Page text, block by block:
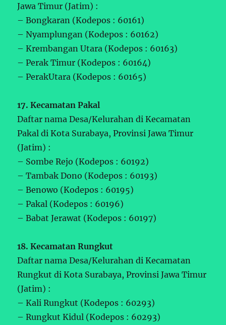
Jawa Timur (Jatim) :
– Bongkaran (Kodepos : 60161)
– Nyamplungan (Kodepos : 60162)
– Krembangan Utara (Kodepos : 60163)
– Perak Timur (Kodepos : 60164)
– PerakUtara (Kodepos : 60165)
17. Kecamatan Pakal
Daftar nama Desa/Kelurahan di Kecamatan
Pakal di Kota Surabaya, Provinsi Jawa Timur
(Jatim) :
– Sombe Rejo (Kodepos : 60192)
– Tambak Dono (Kodepos : 60193)
– Benowo (Kodepos : 60195)
– Pakal (Kodepos : 60196)
– Babat Jerawat (Kodepos : 60197)
18. Kecamatan Rungkut
Daftar nama Desa/Kelurahan di Kecamatan
Rungkut di Kota Surabaya, Provinsi Jawa Timur
(Jatim) :
– Kali Rungkut (Kodepos : 60293)
– Rungkut Kidul (Kodepos : 60293)